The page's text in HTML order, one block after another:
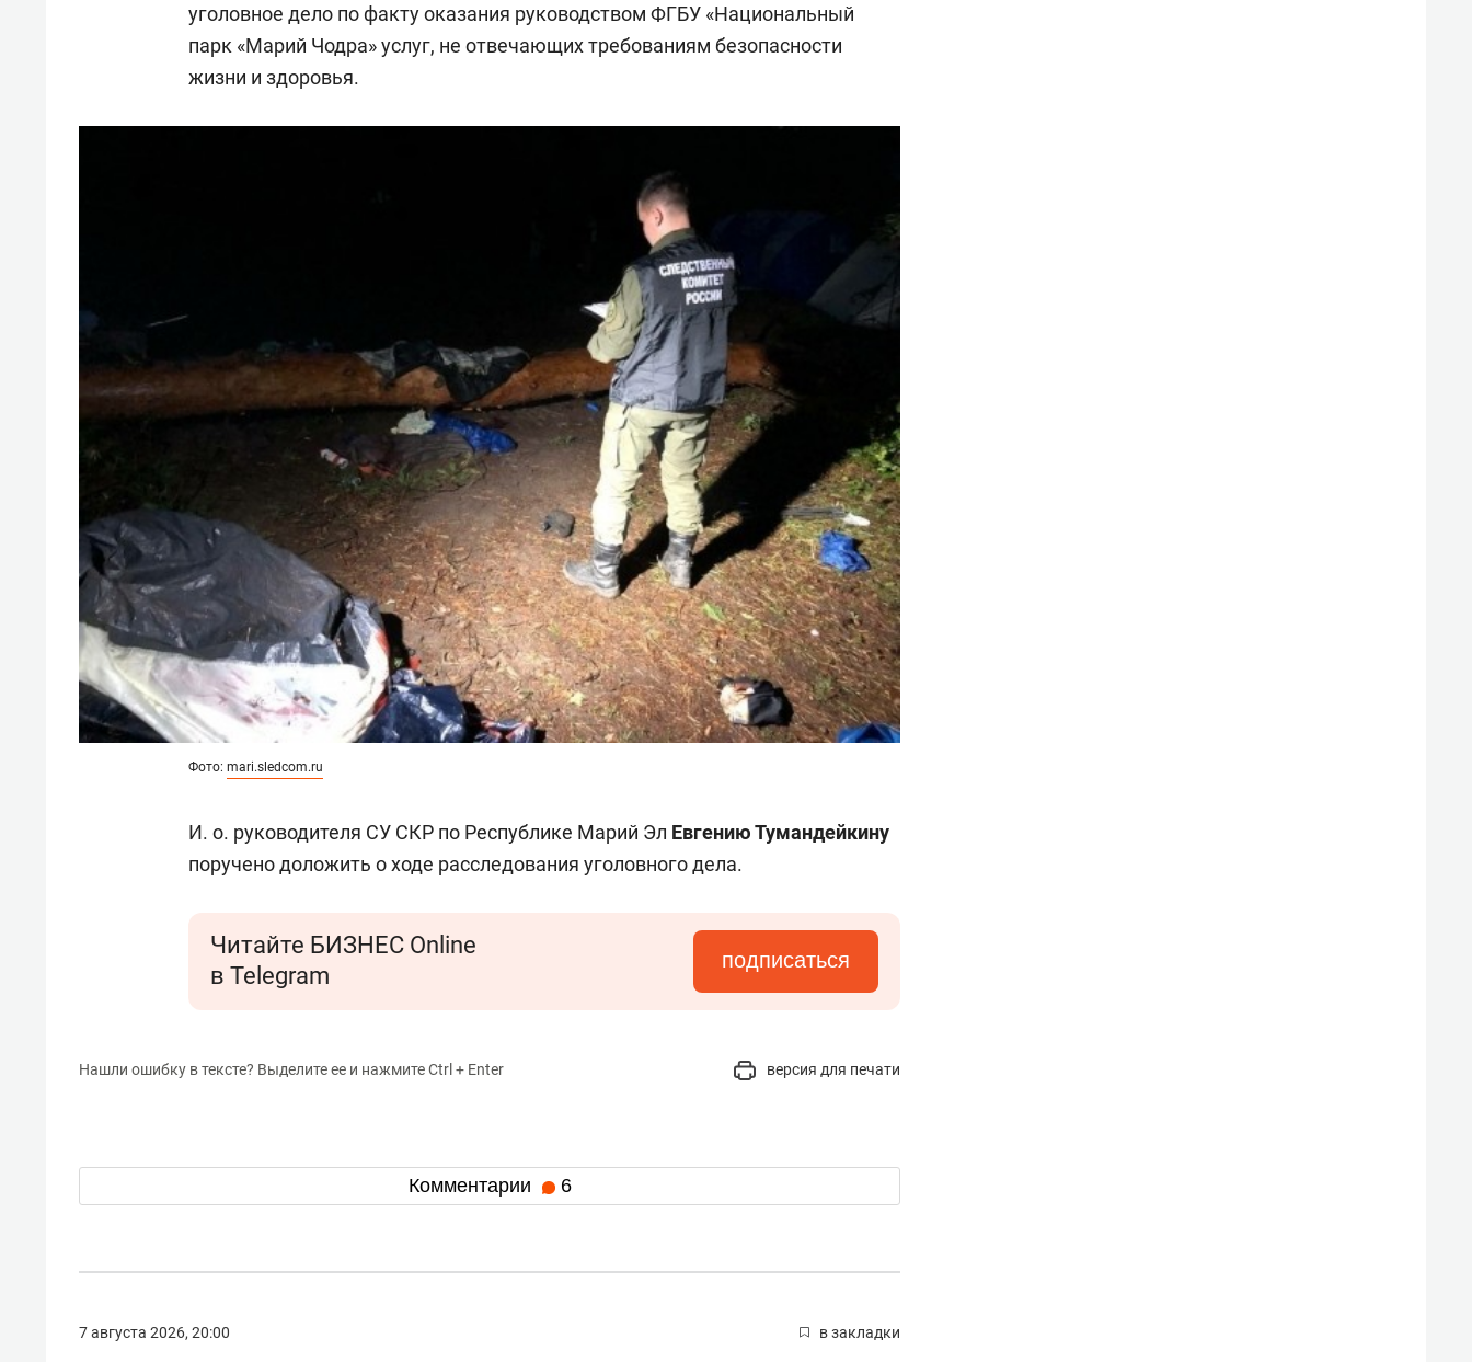
уголовное дело по факту оказания руководством ФГБУ «Национальный
парк «Марий Чодра» услуг, не отвечающих требованиям безопасности
жизни и здоровья.
Фото: mari.sledcom.ru
И. о. руководителя СУ СКР по Республике Марий Эл Евгению Тумандейкину
поручено доложить о ходе расследования уголовного дела.
Читайте БИЗНЕС Online
в Telegram
подписаться
Нашли ошибку в тексте? Выделите ее и нажмите Ctrl + Enter версия для печати
Комментарии 6
7 августа 2026, 20:00 в закладки